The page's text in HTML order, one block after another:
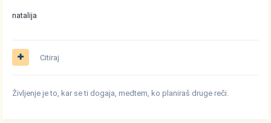
natalija
Citiraj
Življenje je to, kar se ti dogaja, medtem, ko planiraš druge reči.